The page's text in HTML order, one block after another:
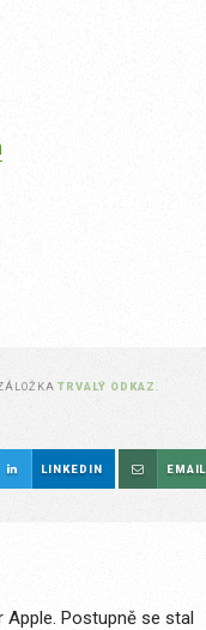
ZÁLOŽKATRVALÝ ODKAZ
LINKEDIN EMAIL
Postupně se stal